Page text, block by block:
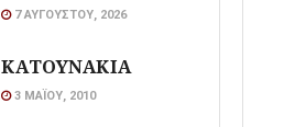
7 ΑΥΓΟΎΣΤΟΥ, 2026
ΚΑΤΟΥΝΑΚΙΑ
3 ΜΑΪ́ΟΥ, 2010